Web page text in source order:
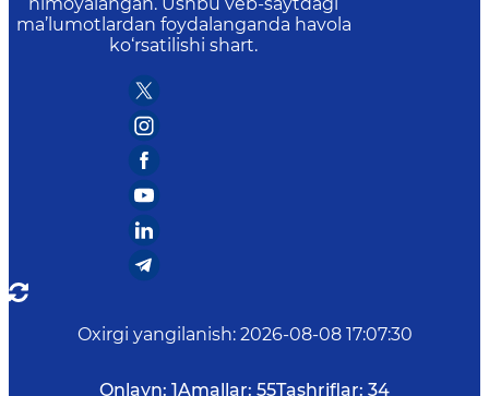
himoyalangan. Ushbu veb-saytdagi
ma’lumotlardan foydalanganda havola
ko‘rsatilishi shart.
Oxirgi yangilanish: 2026-08-08 17:07:30
Onlayn: 1Amallar: 55Tashriflar: 34